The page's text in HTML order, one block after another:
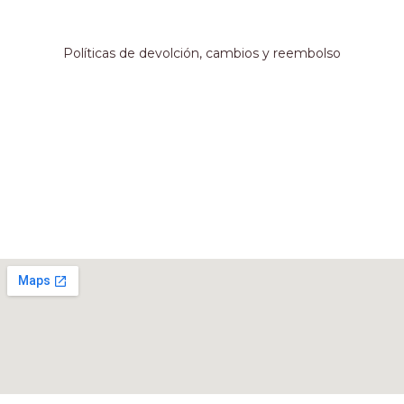
Políticas de devolción, cambios y reembolso